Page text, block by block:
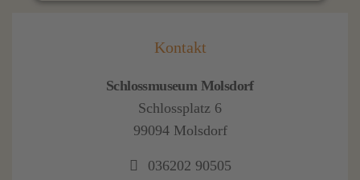
Kontakt
Schlossmuseum Molsdorf
Schlossplatz 6
99094 Molsdorf
036202 90505